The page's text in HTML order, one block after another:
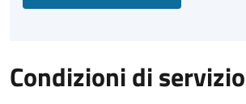
Condizioni di servizio